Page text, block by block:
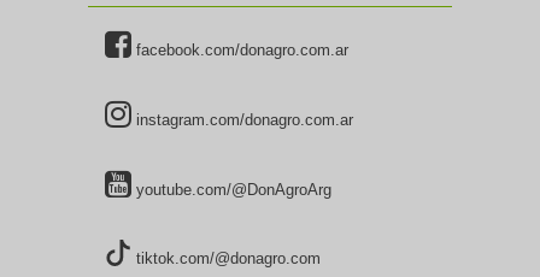
facebook.com/donagro.com.ar
instagram.com/donagro.com.ar
youtube.com/@DonAgroArg
tiktok.com/@donagro.com